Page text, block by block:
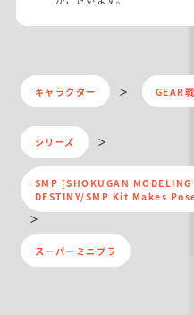
キャラクター GEAR
シリーズ
SMP [SHOKUGAN
DESTINY/SMP Kit Makes Pose
スーパーミニプラ